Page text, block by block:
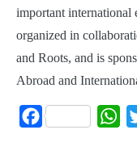
important international
organized in
and Roots, and is
Abroad and
Facebook